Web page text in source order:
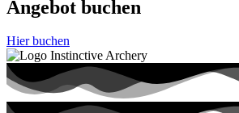
Angebot buchen
Hier buchen